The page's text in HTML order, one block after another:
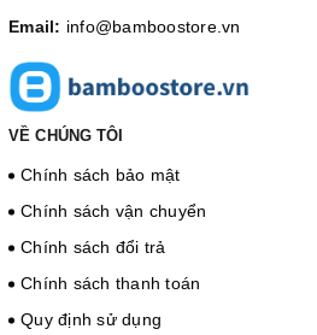
Email: info@bamboostore.vn
VỀ CHÚNG TÔI
Chính sách bảo mật
Chính sách vận chuyển
Chính sách đổi trả
Chính sách thanh toán
Quy định sử dụng